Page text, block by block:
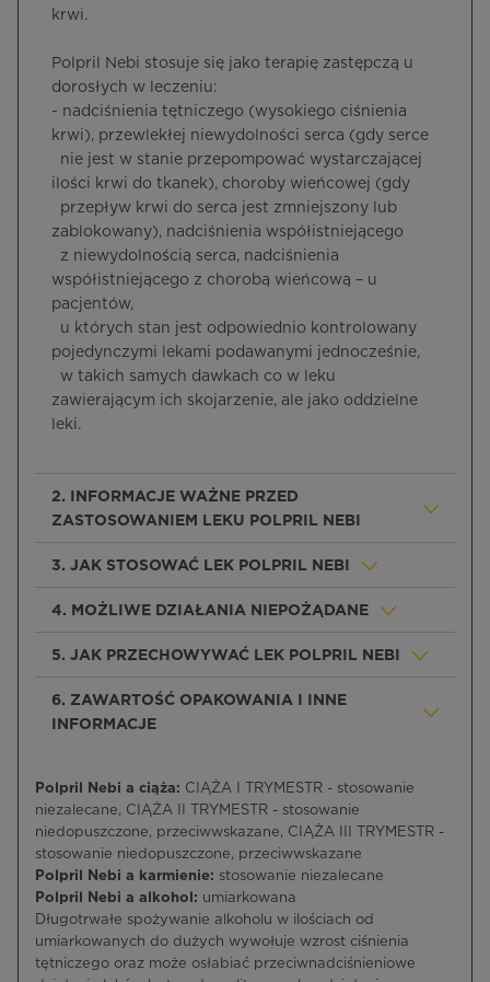
krwi.
Polpril Nebi stosuje się jako terapię zastępczą u
dorosłych w leczeniu:
- nadciśnienia tętniczego (wysokiego ciśnienia
krwi), przewlekłej niewydolności serca (gdy serce
nie jest w stanie przepompować wystarczającej
ilości krwi do tkanek), choroby wieńcowej (gdy
przepływ krwi do serca jest zmniejszony lub
zablokowany), nadciśnienia współistniejącego
z niewydolnością serca, nadciśnienia
współistniejącego z chorobą wieńcową – u
pacjentów,
u których stan jest odpowiednio kontrolowany
pojedynczymi lekami podawanymi jednocześnie,
w takich samych dawkach co w leku
zawierającym ich skojarzenie, ale jako oddzielne
leki.
2. INFORMACJE WAŻNE PRZED
ZASTOSOWANIEM LEKU POLPRIL NEBI
3. JAK STOSOWAĆ LEK POLPRIL NEBI
4. MOŻLIWE DZIAŁANIA NIEPOŻĄDANE
5. JAK PRZECHOWYWAĆ LEK POLPRIL NEBI
6. ZAWARTOŚĆ OPAKOWANIA I INNE
INFORMACJE
Polpril Nebi a ciąża: CIĄŻA I TRYMESTR - stosowanie
niezalecane, CIĄŻA II TRYMESTR - stosowanie
niedopuszczone, przeciwwskazane, CIĄŻA III TRYMESTR -
stosowanie niedopuszczone, przeciwwskazane
Polpril Nebi a karmienie: stosowanie niezalecane
Polpril Nebi a alkohol: umiarkowana
Długotrwałe spożywanie alkoholu w ilościach od
umiarkowanych do dużych wywołuje wzrost ciśnienia
tętniczego oraz może osłabiać przeciwnadciśnieniowe